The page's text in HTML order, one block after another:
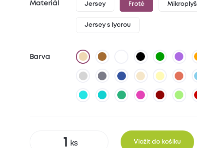
Materiál Jersey Froté Mikroplyš
Jersey s lycrou
Barva
Vložit do košíku